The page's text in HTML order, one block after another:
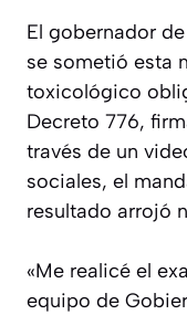
El gobernador
se sometió esta
toxicológico
Decreto 776,
través de un
sociales, el
resultado arrojó
«Me realicé el
equipo de